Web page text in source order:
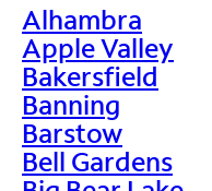
Alhambra
Apple Valley
Bakersfield
Banning
Barstow
Bell Gardens